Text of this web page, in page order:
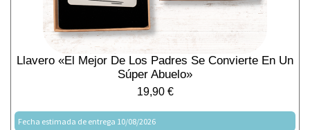
Llavero «El Mejor De Los Padres Se Convierte En Un
Súper Abuelo»
19,90 €
Fecha estimada de entrega 10/08/2026